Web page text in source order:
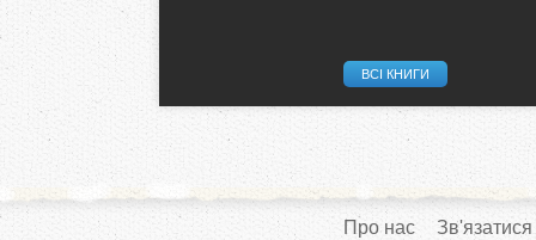
ВСІ КНИГИ
Про нас